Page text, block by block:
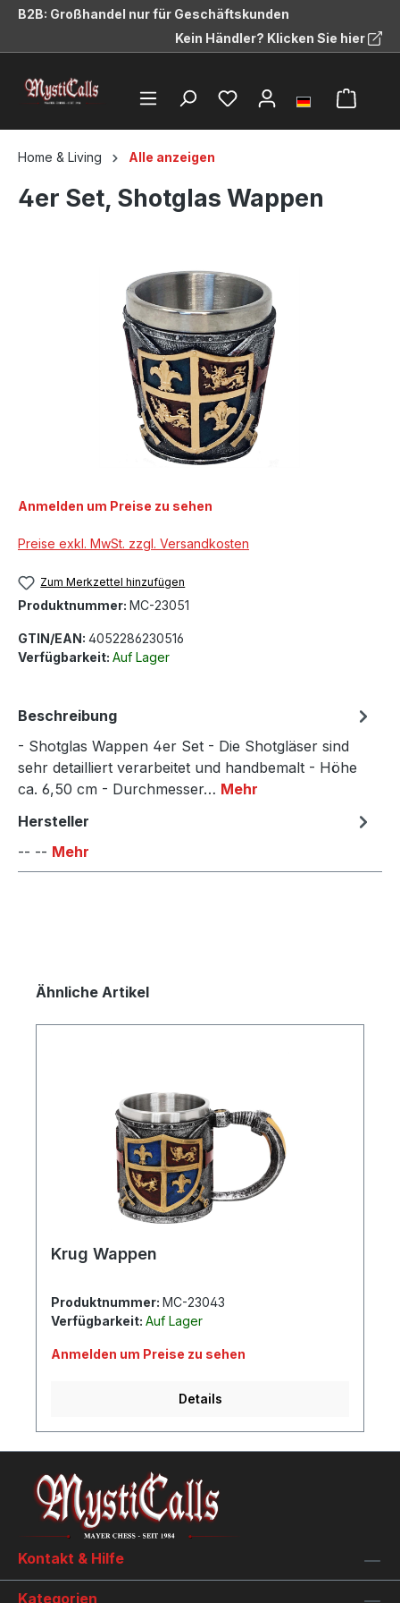
springen
B2B: Großhandel nur für Geschäftskunden
Kein Händler? Klicken Sie hier
Home & Living Alle anzeigen
4er Set, Shotglas Wappen
Bildergalerie überspringen
Anmelden um Preise zu sehen
Preise exkl. MwSt. zzgl. Versandkosten
Zum Merkzettel hinzufügen
Produktnummer: MC-23051
GTIN/EAN: 4052286230516
Verfügbarkeit: Auf Lager
Beschreibung
- Shotglas Wappen 4er Set - Die Shotgläser sind
sehr detailliert verarbeitet und handbemalt - Höhe
ca. 6,50 cm - Durchmesser… Mehr
Hersteller
-- -- Mehr
Produktgalerie überspringen
Ähnliche Artikel
Krug Wappen
Produktnummer: MC-23043
Verfügbarkeit: Auf Lager
Anmelden um Preise zu sehen
Details
Kontakt & Hilfe
Kategorien